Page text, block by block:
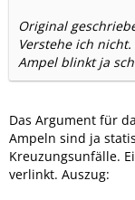
Original
Verstehe ich
Ampel blinkt ja
Das Argument für
Ampeln sind ja
Kreuzungsunfälle.
verlinkt. Auszug: